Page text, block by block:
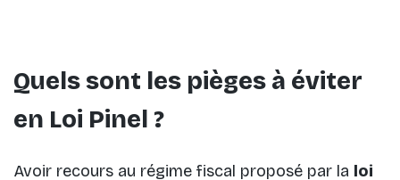
Quels sont les pièges à éviter
en Loi Pinel ?
Avoir recours au régime fiscal proposé par la loi